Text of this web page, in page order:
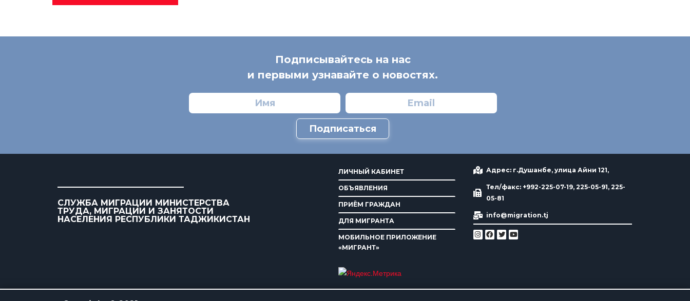
Подписывайтесь на нас
и первыми узнавайте о новостях.
Подписаться
СЛУЖБА МИГРАЦИИ МИНИСТЕРСТВА
ТРУДА, МИГРАЦИИ И ЗАНЯТОСТИ
НАСЕЛЕНИЯ РЕСПУБЛИКИ ТАДЖИКИСТАН
ЛИЧНЫЙ КАБИНЕТ
ОБЪЯВЛЕНИЯ
ПРИЁМ ГРАЖДАН
ДЛЯ МИГРАНТА
МОБИЛЬНОЕ ПРИЛОЖЕНИЕ
«МИГРАНТ»
Адрес: г.Душанбе, улица Айни 121,
Тел/факс: +992-225-07-19, 225-05-91, 225-
05-81
info@migration.tj